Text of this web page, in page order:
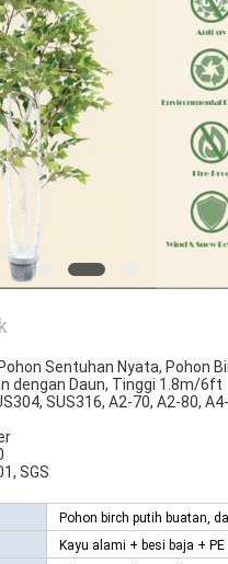
Sentuhan Nyata, Pohon
dengan Daun, Tinggi 1.8m/6ft
SUS316, A2-70, A2-80,
SGS
Pohon birch putih buatan,
Kayu alami + besi baja + PE